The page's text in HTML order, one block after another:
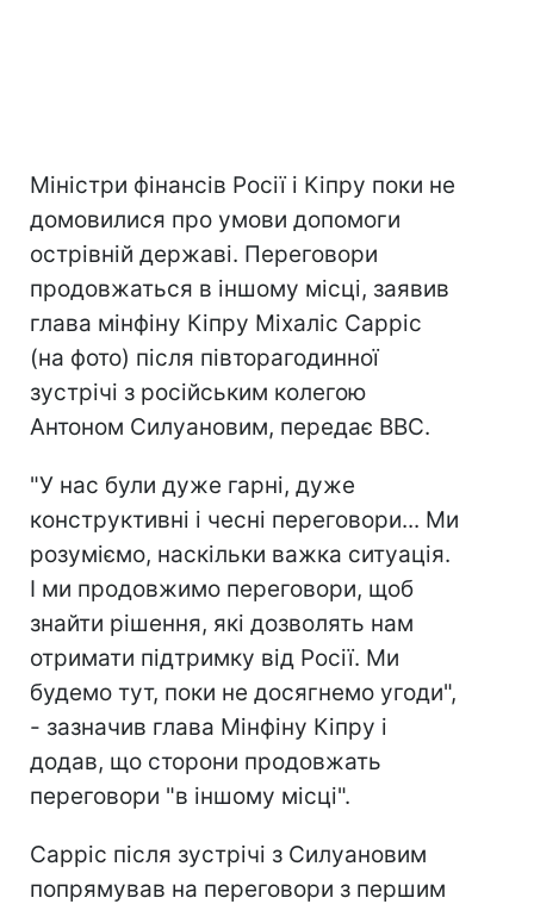
Міністри фінансів Росії і Кіпру поки не
домовилися про умови допомоги
острівній державі. Переговори
продовжаться в іншому місці, заявив
глава мінфіну Кіпру Міхаліс Сарріс
(на фото) після півторагодинної
зустрічі з російським колегою
Антоном Силуановим, передає BBC.
"У нас були дуже гарні, дуже
конструктивні і чесні переговори... Ми
розуміємо, наскільки важка ситуація.
І ми продовжимо переговори, щоб
знайти рішення, які дозволять нам
отримати підтримку від Росії. Ми
будемо тут, поки не досягнемо угоди",
- зазначив глава Мінфіну Кіпру і
додав, що сторони продовжать
переговори "в іншому місці".
Сарріс після зустрічі з Силуановим
попрямував на переговори з першим